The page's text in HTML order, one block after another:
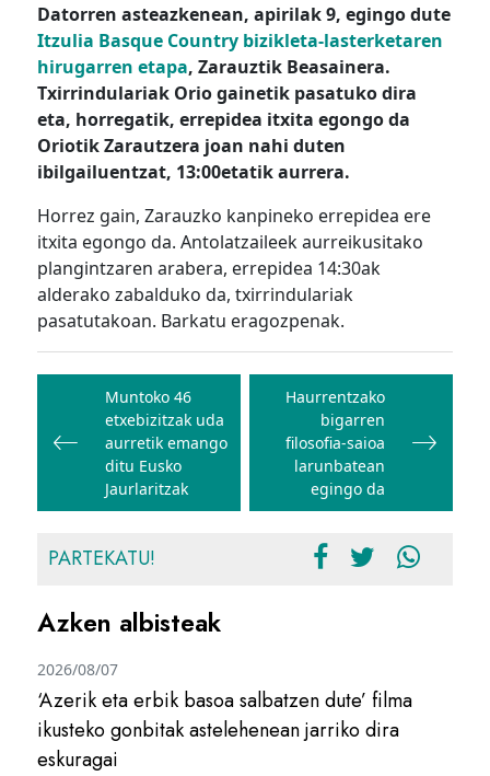
Datorren asteazkenean, apirilak 9, egingo dute
Itzulia Basque Country bizikleta-lasterketaren
hirugarren etapa, Zarauztik Beasainera.
Txirrindulariak Orio gainetik pasatuko dira
eta, horregatik, errepidea itxita egongo da
Oriotik Zarautzera joan nahi duten
ibilgailuentzat, 13:00etatik aurrera.
Horrez gain, Zarauzko kanpineko errepidea ere
itxita egongo da. Antolatzaileek aurreikusitako
plangintzaren arabera, errepidea 14:30ak
alderako zabalduko da, txirrindulariak
pasatutakoan. Barkatu eragozpenak.
Bidalketetan
zehar
nabigatu
Muntoko 46
etxebizitzak uda
aurretik emango
ditu Eusko
Jaurlaritzak
Haurrentzako
bigarren
filosofia-saioa
larunbatean
egingo da
PARTEKATU!
Azken albisteak
‘Azerik eta erbik basoa salbatzen dute’ filma
ikusteko gonbitak astelehenean jarriko dira
eskuragai
2026/08/07